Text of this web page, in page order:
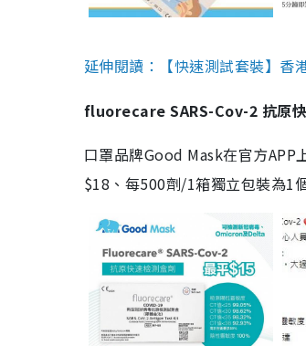
延伸閱讀：【快速測試套裝】香
fluorecare SARS-Cov-2 抗原
口罩品牌Good Mask在官方
$18、每500劑/1箱獨立包裝為1